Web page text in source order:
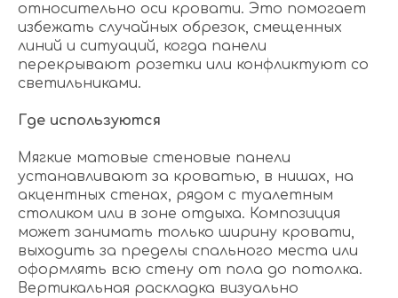
относительно оси кровати. Это помогает
избежать случайных обрезок, смещенных
линий и ситуаций, когда панели
перекрывают розетки или конфликтуют со
светильниками.
Где используются
Мягкие матовые стеновые панели
устанавливают за кроватью, в нишах, на
акцентных стенах, рядом с туалетным
столиком или в зоне отдыха. Композиция
может занимать только ширину кровати,
выходить за пределы спального места или
оформлять всю стену от пола до потолка.
Вертикальная раскладка визуально